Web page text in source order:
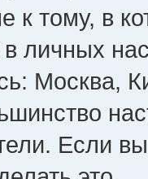
к тому, в
личных
Москва,
Если